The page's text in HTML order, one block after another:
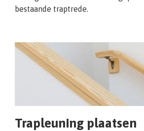
bestaande traptrede.
Trapleuning plaatsen